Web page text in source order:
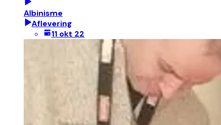
Albinisme
Aflevering
11 okt 22